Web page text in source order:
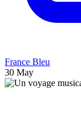
France Bleu
30 May